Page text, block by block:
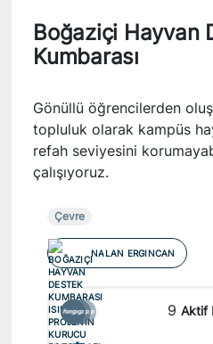
Boğaziçi Hayvan
Kumbarası
Gönüllü öğrencilerden
topluluk olarak kampüs
refah seviyesini
çalışıyoruz.
Çevre
NALAN ERGINCAN
9 Aktif